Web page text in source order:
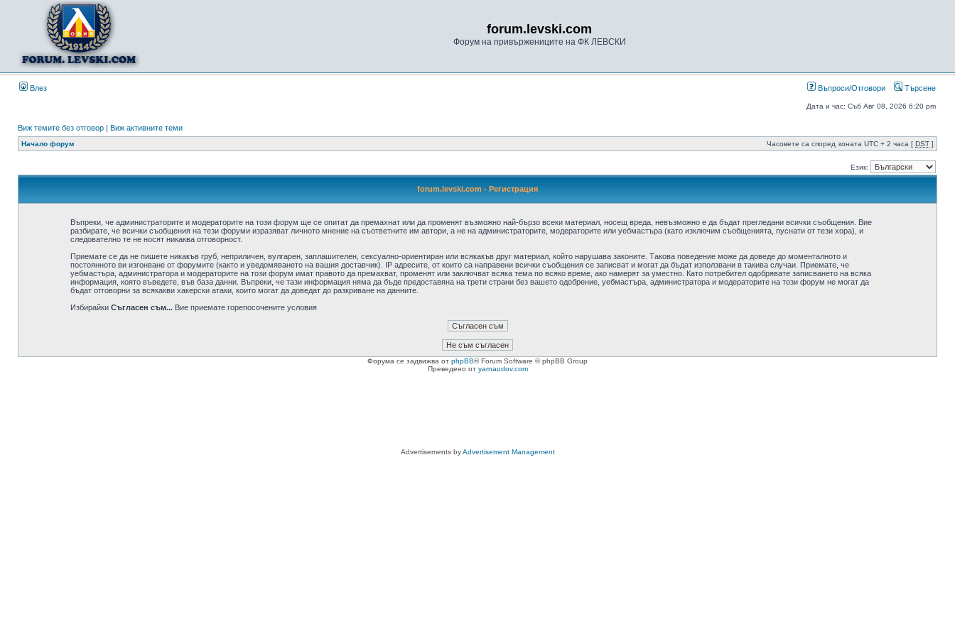
forum.levski.com
Форум на привържениците на ФК ЛЕВСКИ
Влез Въпроси/Отговори Търсене
Дата и час: Съб Авг 08, 2026 6:20 pm
Виж темите без отговор | Виж активните теми
Начало форум Часовете са според зоната UTC + 2 часа [ DST ]
Език:
forum.levski.com - Регистрация
Въпреки, че администраторите и модераторите на този форум ще се опитат да премахнат или да променят възможно най-бързо всеки материал, носещ вреда, невъзможно е да бъдат прегледани всички съобщения. Вие
разбирате, че всички съобщения на тези форуми изразяват личното мнение на съответните им автори, а не на администраторите, модераторите или уебмастъра (като изключим съобщенията, пуснати от тези хора), и
следователно те не носят никаква отговорност.
Приемате се да не пишете никакъв груб, неприличен, вулгарен, заплашителен, сексуално-ориентиран или всякакъв друг материал, който нарушава законите. Такова поведение може да доведе до моменталното и
постоянното ви изгонване от форумите (както и уведомяването на вашия доставчик). IP адресите, от които са направени всички съобщения се записват и могат да бъдат използвани в такива случаи. Приемате, че
уебмастъра, администратора и модераторите на този форум имат правото да премахват, променят или заключват всяка тема по всяко време, ако намерят за уместно. Като потребител одобрявате записването на всяка
информация, която въведете, във база данни. Въпреки, че тази информация няма да бъде предоставяна на трети страни без вашето одобрение, уебмастъра, администратора и модераторите на този форум не могат да
бъдат отговорни за всякакви хакерски атаки, които могат да доведат до разкриване на данните.
Избирайки Съгласен съм...Вие приемате горепосочените условия
Форума се задвижва от phpBB® Forum Software © phpBB Group
Преведено от yarnaudov.com
Advertisements byAdvertisement Management